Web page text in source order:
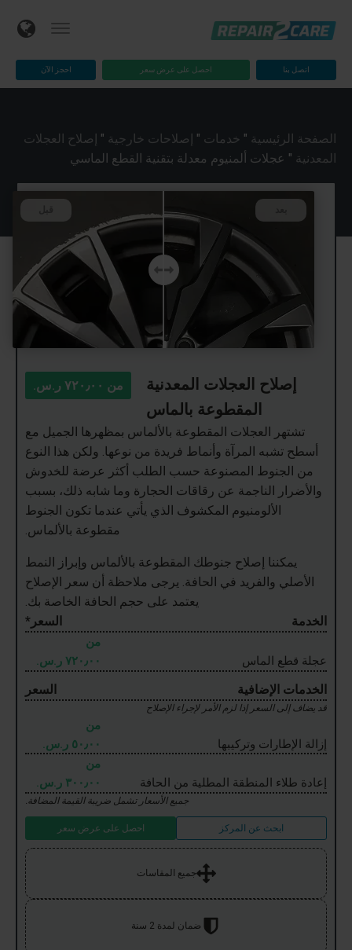
اتصل بنا احصل على عرض سعر احجز الآن
الصفحة الرئيسية " خدمات " إصلاحات خارجية " إصلاح العجلات
المعدنية " عجلات ألمنيوم معدلة بتقنية القطع الماسي
قبل
إصلاح العجلات المعدنية
المقطوعة بالماس
من ٧٢٠٫٠٠ ر.س.‏
تشتهر العجلات المقطوعة بالألماس بمظهرها الجميل مع
أسطح تشبه المرآة وأنماط فريدة من نوعها. ولكن هذا النوع
من الجنوط المصنوعة حسب الطلب أكثر عرضة للخدوش
والأضرار الناجمة عن رقاقات الحجارة وما شابه ذلك، بسبب
الألومنيوم المكشوف الذي يأتي عندما تكون الجنوط
مقطوعة بالألماس.
يمكننا إصلاح جنوطك المقطوعة بالألماس وإبراز النمط
الأصلي والفريد في الحافة. يرجى ملاحظة أن سعر الإصلاح
يعتمد على حجم الحافة الخاصة بك.
الخدمة
السعر*
عجلة قطع الماس
من
٧٢٠٫٠٠ ر.س.‏
الخدمات الإضافية السعر
قد يضاف إلى السعر إذا لزم الأمر لإجراء الإصلاح
إزالة الإطارات وتركيبها
من
٥٠٫٠٠ ر.س.‏
إعادة طلاء المنطقة المطلية من الحافة
من
٣٠٠٫٠٠ ر.س.‏
جميع الأسعار تشمل ضريبة القيمة المضافة.
ابحث عن المركز احصل على عرض سعر
جميع المقاسات
ضمان لمدة 2 سنة